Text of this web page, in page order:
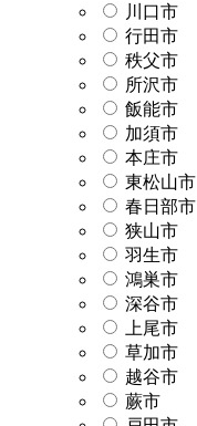
川口市
行田市
秩父市
所沢市
飯能市
加須市
本庄市
東松山市
春日部市
狭山市
羽生市
鴻巣市
深谷市
上尾市
草加市
越谷市
蕨市